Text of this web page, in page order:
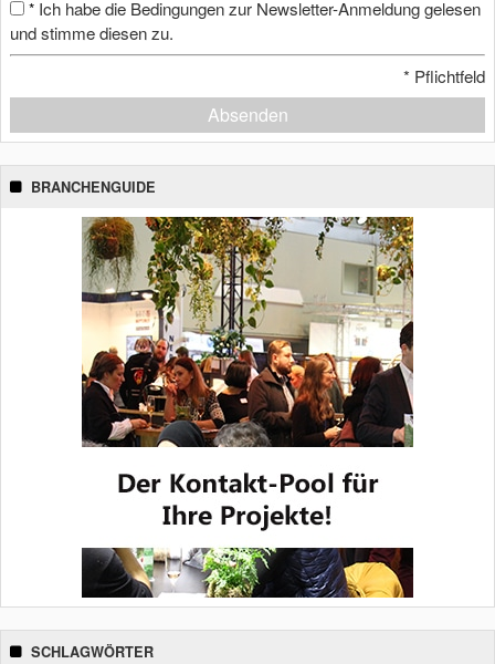
* Ich habe die Bedingungen zur Newsletter-Anmeldung gelesen
und stimme diesen zu.
* Pflichtfeld
Absenden
BRANCHENGUIDE
SCHLAGWÖRTER